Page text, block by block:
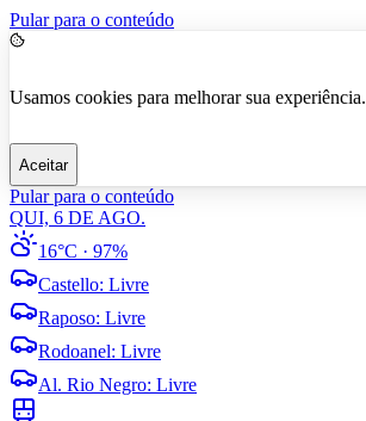
Pular para o conteúdo
Usamos cookies para melhorar sua experiência.
Aceitar
Pular para o conteúdo
QUI, 6 DE AGO.
16°C · 97%
Castello: Livre
Raposo: Livre
Rodoanel: Livre
Al. Rio Negro: Livre